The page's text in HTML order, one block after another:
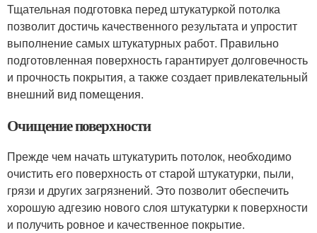
Тщательная подготовка перед штукатуркой потолка
позволит достичь качественного результата и упростит
выполнение самых штукатурных работ. Правильно
подготовленная поверхность гарантирует долговечность
и прочность покрытия, а также создает привлекательный
внешний вид помещения.
Очищение поверхности
Прежде чем начать штукатурить потолок, необходимо
очистить его поверхность от старой штукатурки, пыли,
грязи и других загрязнений. Это позволит обеспечить
хорошую адгезию нового слоя штукатурки к поверхности
и получить ровное и качественное покрытие.